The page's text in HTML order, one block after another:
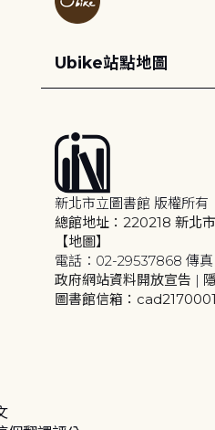
Ubike站點地圖
新北市立圖書館 版權所有
總館地址：220218 新北
【地圖】
電話：02-29537868 傳
政府網站資料開放宣告 |
圖書館信箱：